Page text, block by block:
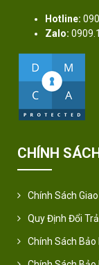
Hotline:
Zalo:
CHÍNH
Chính Sách
Quy Định Đổi
Chính Sách Bảo